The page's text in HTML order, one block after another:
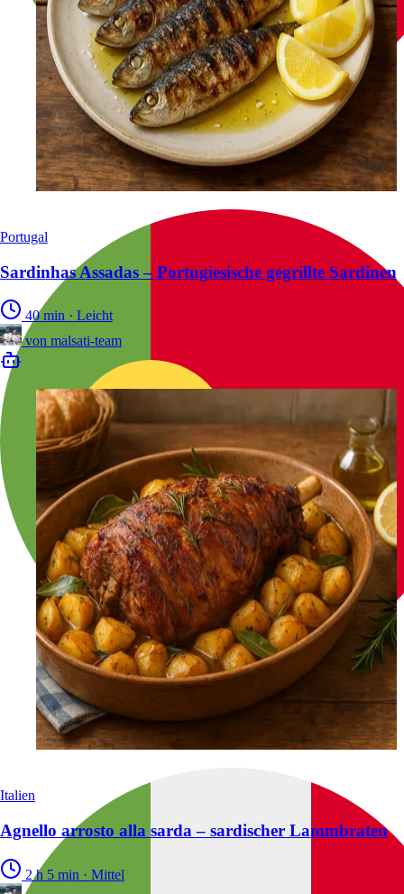
Portugal
Sardinhas Assadas – Portugiesische gegrillte Sardinen
40 min · Leicht
von malsati-team
Italien
Agnello arrosto alla sarda – sardischer Lammbraten
2 h 5 min · Mittel